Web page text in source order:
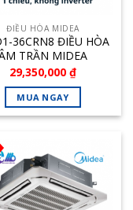
ĐIỀU HÒA MIDEA
36CRN8 ĐIỀU HÒA
TRẦN MIDEA
36.000BTU
29,350,000 ₫
MUA NGAY